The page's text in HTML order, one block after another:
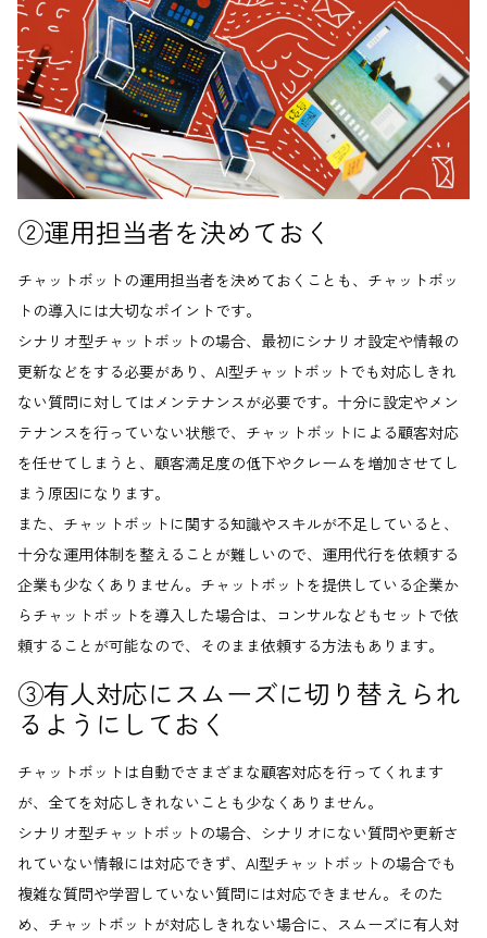
②運用担当者を決めておく
チャットボットの運用担当者を決めておくことも、チャットボッ
トの導入には大切なポイントです。
シナリオ型チャットボットの場合、最初にシナリオ設定や情報の
更新などをする必要があり、AI型チャットボットでも対応しきれ
ない質問に対してはメンテナンスが必要です。十分に設定やメン
テナンスを行っていない状態で、チャットボットによる顧客対応
を任せてしまうと、顧客満足度の低下やクレームを増加させてし
まう原因になります。
また、チャットボットに関する知識やスキルが不足していると、
十分な運用体制を整えることが難しいので、運用代行を依頼する
企業も少なくありません。チャットボットを提供している企業か
らチャットボットを導入した場合は、コンサルなどもセットで依
頼することが可能なので、そのまま依頼する方法もあります。
③有人対応にスムーズに切り替えられ
るようにしておく
チャットボットは自動でさまざまな顧客対応を行ってくれます
が、全てを対応しきれないことも少なくありません。
シナリオ型チャットボットの場合、シナリオにない質問や更新さ
れていない情報には対応できず、AI型チャットボットの場合でも
複雑な質問や学習していない質問には対応できません。そのた
め、チャットボットが対応しきれない場合に、スムーズに有人対